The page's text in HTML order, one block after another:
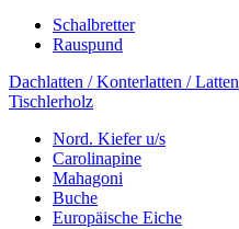
Schalbretter
Rauspund
Dachlatten / Konterlatten / Latten
Tischlerholz
Nord. Kiefer u/s
Carolinapine
Mahagoni
Buche
Europäische Eiche